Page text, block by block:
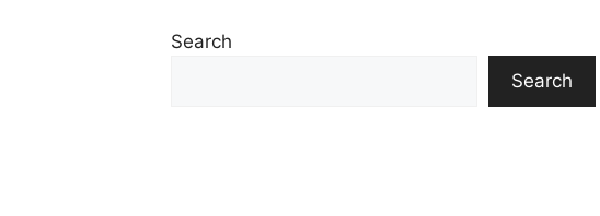
Search
Search